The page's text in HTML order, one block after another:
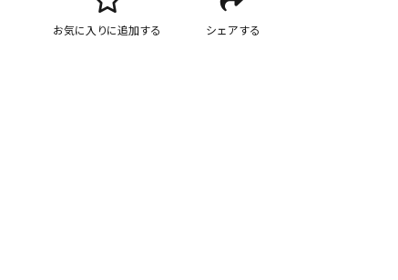
お気に入りに追加する シェアする